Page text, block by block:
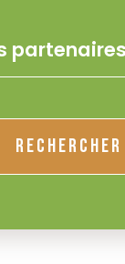
RECHERCHER